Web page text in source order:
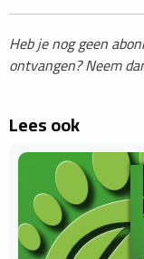
Heb je nog geen
ontvangen? Neem
Lees ook